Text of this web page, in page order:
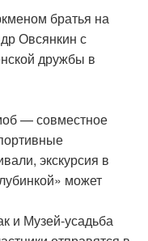
братья на
Овсянкин с
дружбы в
— совместное
экскурсия в
может
и Музей-усадьба